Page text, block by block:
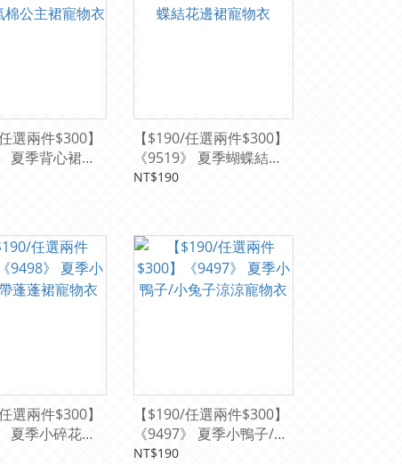
選兩件$300】
夏季背心裙透
寵物衣
【$190/任選兩件$300】
《9519》 夏季蝴蝶結花
邊裙寵物衣
NT$190
選兩件$300】
夏季小碎花吊
物衣
【$190/任選兩件$300】
《9497》 夏季小鴨子/小
兔子涼涼寵物衣
NT$190